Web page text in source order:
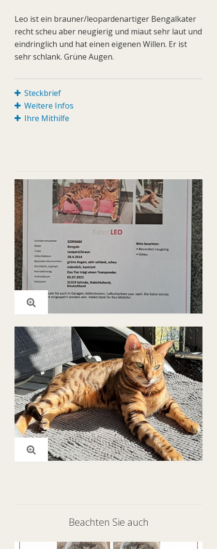
Leo ist ein brauner/leopardenartiger Bengalkater
recht scheu aber neugierig und miaut sehr laut und
eindringlich und hat einen eigenen Willen. Er ist
sehr schlank. Grüne Augen.
Steckbrief
Weitere Infos
Ihre Mithilfe
Beachten Sie auch